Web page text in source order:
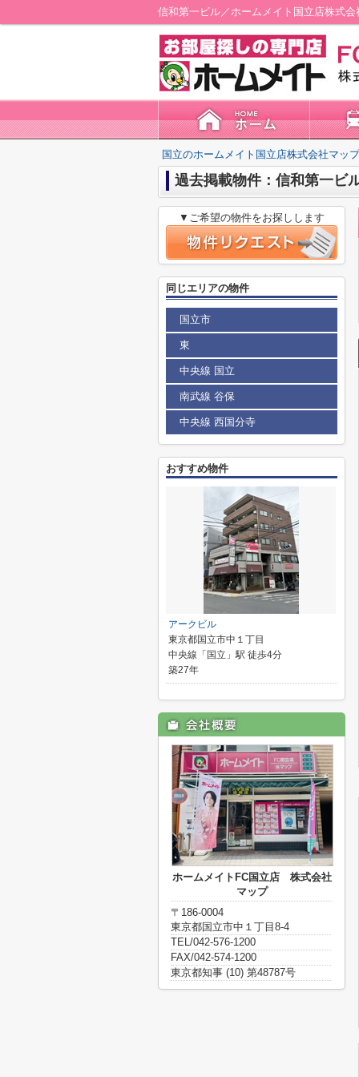
信和第一ビル／ホームメイト国立店株式会
国立のホームメイト国立店株式会社マッ
過去掲載物件：信和第一ビ
▼ご希望の物件をお探しします
同じエリアの物件
国立市
東
中央線 国立
南武線 谷保
中央線 西国分寺
おすすめ物件
アークビル
東京都国立市中１丁目
中央線「国立」駅 徒歩4分
築27年
ホームメイトFC国立店 株式会社
マップ
〒186-0004
東京都国立市中１丁目8-4
TEL/042-576-1200
FAX/042-574-1200
東京都知事 (10) 第48787号